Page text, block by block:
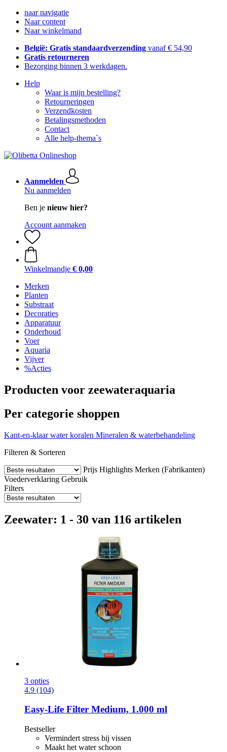
naar navigatie
Naar content
Naar winkelmand
België: Gratis standaardverzending vanaf € 54,90
Gratis retourneren
Bezorging binnen 3 werkdagen.
Help
Waar is mijn bestelling?
Retourneringen
Verzendkosten
Betalingsmethoden
Contact
Alle help-thema`s
Aanmelden
Nu aanmelden
Ben je nieuw hier?
Account aanmaken
Winkelmandje € 0,00
Merken
Planten
Substraat
Decoraties
Apparatuur
Onderhoud
Voer
Aquaria
Vijver
%Acties
Producten voor zeewateraquaria
Per categorie shoppen
Kant-en-klaar water koralen Mineralen & waterbehandeling
Filteren & Sorteren
Prijs Highlights Merken (Fabrikanten)
Voederverklaring Gebruik
Filters
Zeewater: 1 - 30 van 116 artikelen
3 opties
4.9 (104)
Easy-Life Filter Medium, 1.000 ml
Bestseller
Vermindert stress bij vissen
Maakt het water schoon